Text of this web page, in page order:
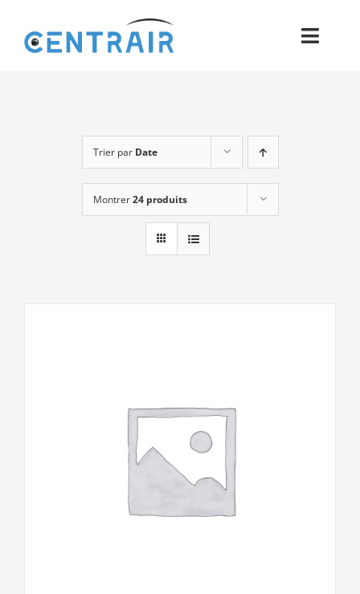
contenu
Moyens
Pièces
Process
Trier par Date
Montrer24 produits